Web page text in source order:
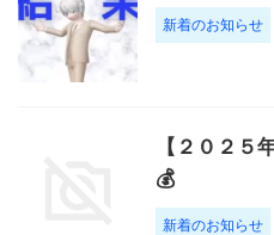
新着のお知らせ
【２０２５
💰
新着のお知らせ